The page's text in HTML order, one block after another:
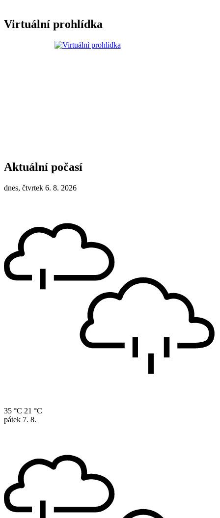
Virtuální prohlídka
Aktuální počasí
dnes, čtvrtek 6. 8. 2026
35 °C 21 °C
pátek 7. 8.